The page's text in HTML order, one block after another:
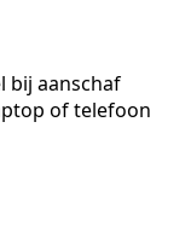
bij aanschaf
of telefoon